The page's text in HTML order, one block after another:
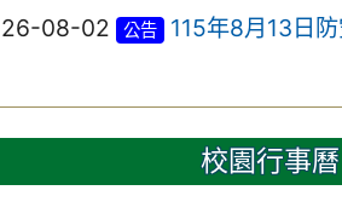
08-02 公告
115年8月13日
校園行事曆